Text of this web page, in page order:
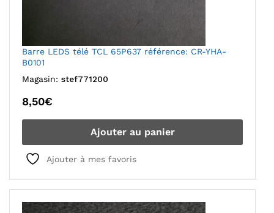
Barre LEDS télé TCL 65P637 référence: CR-YHA-
B0101
Magasin: stef771200
8,50€
Ajouter au panier
Ajouter à mes favoris